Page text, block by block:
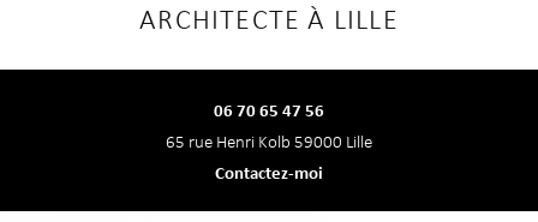
ARCHITECTE À LILLE
06 70 65 47 56
65 rue Henri Kolb 59000 Lille
Contactez-moi